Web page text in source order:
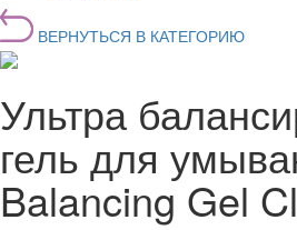
ВЕРНУТЬСЯ В КАТЕГОРИЮ
Ультра
гель для
Balancing Gel